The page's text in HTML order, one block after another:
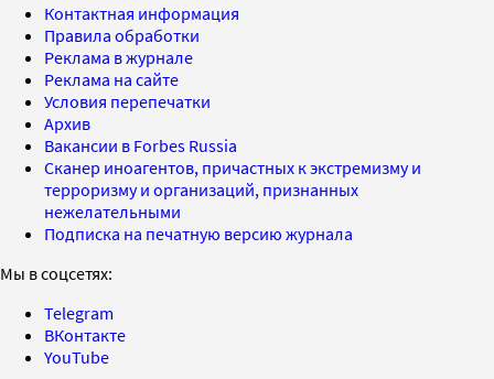
Контактная информация
Правила обработки
Реклама в журнале
Реклама на сайте
Условия перепечатки
Архив
Вакансии в Forbes Russia
Сканер иноагентов, причастных к экстремизму и
терроризму и организаций, признанных
нежелательными
Подписка на печатную версию журнала
Мы в соцсетях:
Telegram
ВКонтакте
YouTube